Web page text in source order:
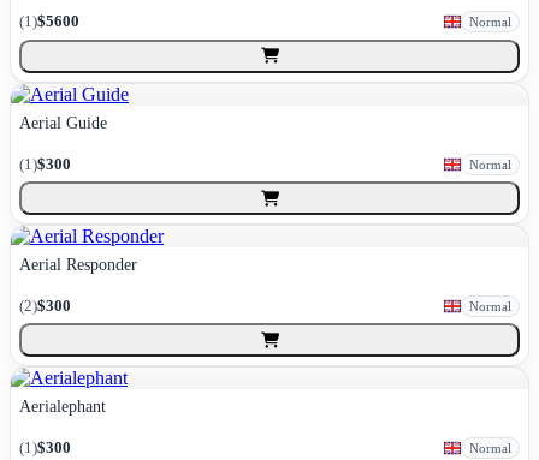
(1)$5600 Normal
Aerial Guide
(1)$300 Normal
Aerial Responder
(2)$300 Normal
Aerialephant
(1)$300 Normal